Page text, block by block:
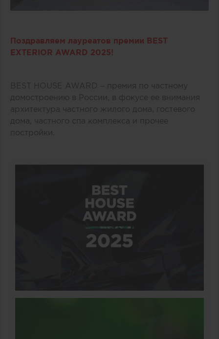
Поздравляем лауреатов премии BEST
EXTERIOR AWARD 2025!
BEST HOUSE AWARD – премия по частному
домостроению в России, в фокусе ее внимания
архитектура частного жилого дома, гостевого
дома, частного спа комплекса и прочее
постройки.